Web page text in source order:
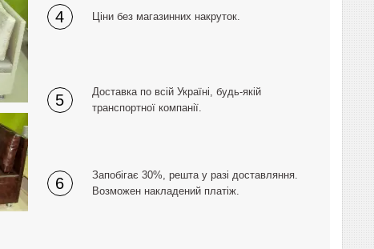
4 Ціни без магазинних накруток.
5
Доставка по всій Україні, будь-якій
транспортної компанії.
6
Запобігає 30%, решта у разі доставляння.
Возможен накладений платіж.